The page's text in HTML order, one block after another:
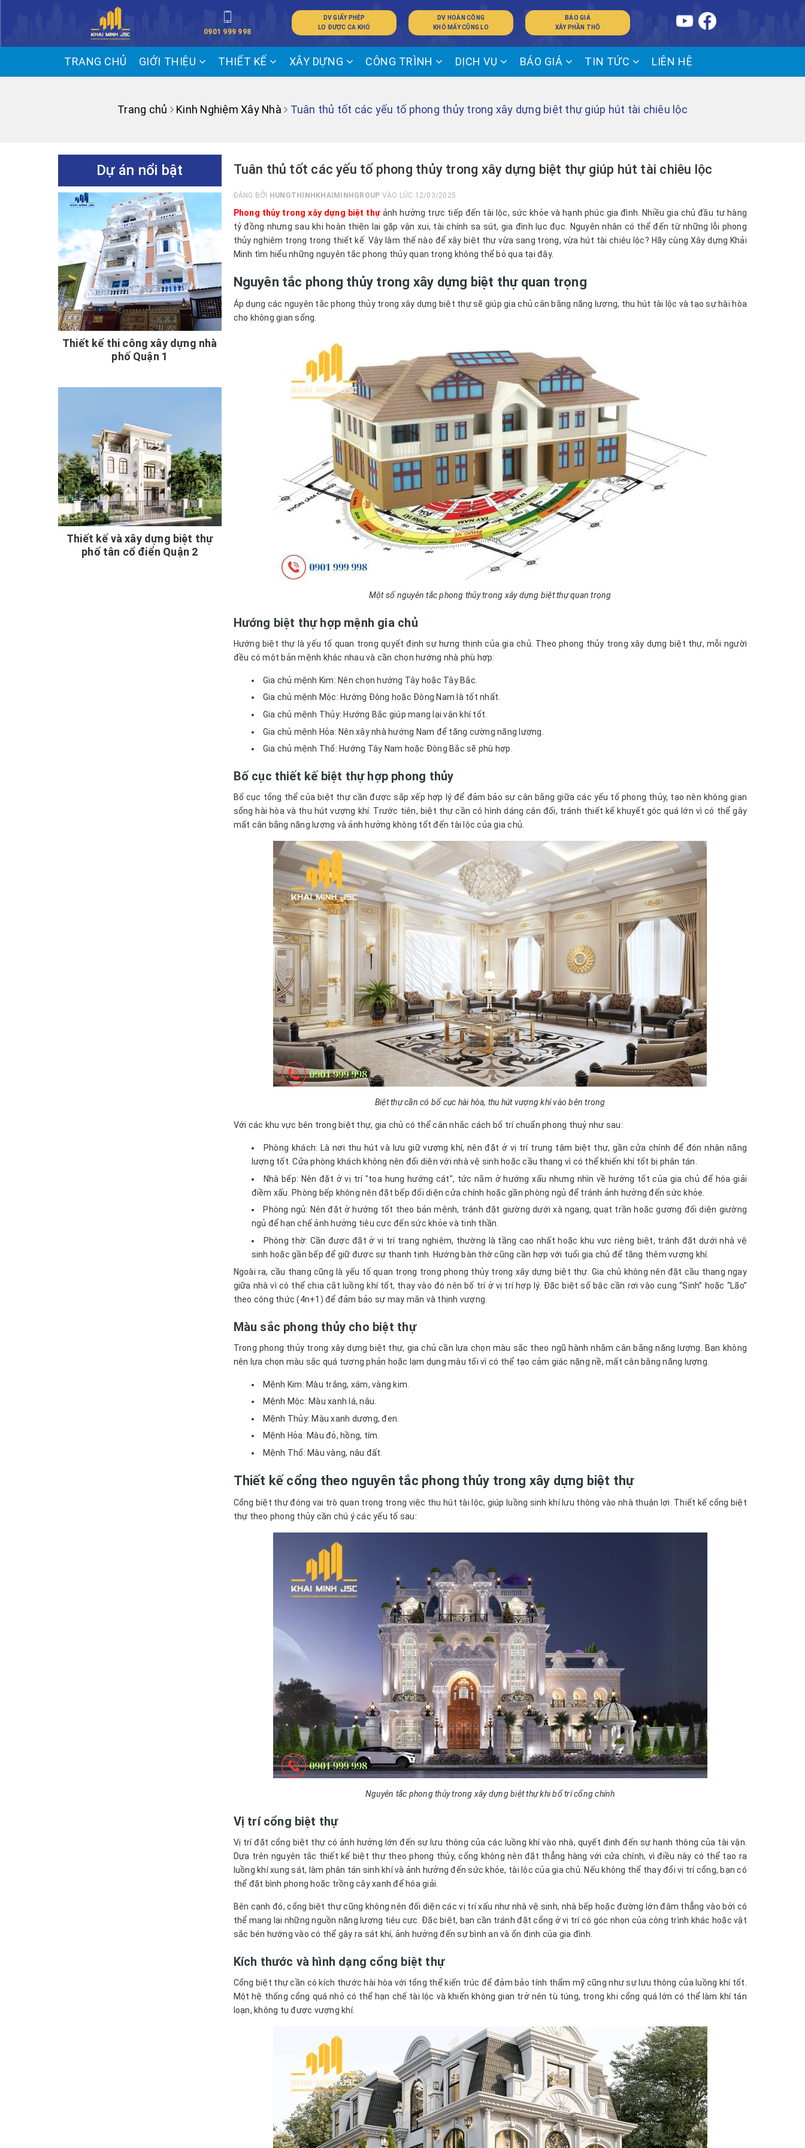
0901 999 998
DV GIẤY PHÉP
LO ĐƯỢC CA KHÓ
DV HOÀN CÔNG
KHÓ MẤY CŨNG LO
BÁO GIÁ
XÂY PHẦN THÔ
TRANG CHỦ GIỚI THIỆU THIẾT KẾ XÂY DỰNG CÔNG TRÌNH DỊCH VỤ BÁO GIÁ TIN TỨC LIÊN HỆ
Trang chủ Kinh Nghiệm Xây Nhà Tuân thủ tốt các yếu tố phong thủy trong xây dựng biệt thự giúp hút tài chiêu lộc
Tuân thủ tốt các yếu tố phong thủy trong xây dựng biệt thự giúp hút tài chiêu lộc
ĐĂNG BỞI HUNGTHINHKHAIMINHGROUP VÀO LÚC 12/03/2025
Phong thủy trong xây dựng biệt thự ảnh hưởng trực tiếp đến tài lộc, sức khỏe và hạnh phúc gia đình. Nhiều gia chủ đầu tư hàng
tỷ đồng nhưng sau khi hoàn thiện lại gặp vận xui, tài chính sa sút, gia đình lục đục. Nguyên nhân có thể đến từ những lỗi phong
thủy nghiêm trọng trong thiết kế. Vậy làm thế nào để xây biệt thự vừa sang trọng, vừa hút tài chiêu lộc? Hãy cùng Xây dựng Khải
Minh tìm hiểu những nguyên tắc phong thủy quan trọng không thể bỏ qua tại đây.
Nguyên tắc phong thủy trong xây dựng biệt thự quan trọng
Áp dụng các nguyên tắc phong thủy trong xây dựng biệt thự sẽ giúp gia chủ cân bằng năng lượng, thu hút tài lộc và tạo sự hài hòa
cho không gian sống.
Một số nguyên tắc phong thủy trong xây dựng biệt thự quan trọng
Hướng biệt thự hợp mệnh gia chủ
Hướng biệt thự là yếu tố quan trọng quyết định sự hưng thịnh của gia chủ. Theo phong thủy trong xây dựng biệt thự, mỗi người
đều có một bản mệnh khác nhau và cần chọn hướng nhà phù hợp:
Gia chủ mệnh Kim: Nên chọn hướng Tây hoặc Tây Bắc.
Gia chủ mệnh Mộc: Hướng Đông hoặc Đông Nam là tốt nhất.
Gia chủ mệnh Thủy: Hướng Bắc giúp mang lại vận khí tốt.
Gia chủ mệnh Hỏa: Nên xây nhà hướng Nam để tăng cường năng lượng.
Gia chủ mệnh Thổ: Hướng Tây Nam hoặc Đông Bắc sẽ phù hợp.
Bố cục thiết kế biệt thự hợp phong thủy
Bố cục tổng thể của biệt thự cần được sắp xếp hợp lý để đảm bảo sự cân bằng giữa các yếu tố phong thủy, tạo nên không gian
sống hài hòa và thu hút vượng khí. Trước tiên, biệt thự cần có hình dáng cân đối, tránh thiết kế khuyết góc quá lớn vì có thể gây
mất cân bằng năng lượng và ảnh hưởng không tốt đến tài lộc của gia chủ.
Biệt thự cần có bố cục hài hòa, thu hút vượng khí vào bên trong
Với các khu vực bên trong biệt thự, gia chủ có thể cân nhắc cách bố trí chuẩn phong thuỷ như sau:
Phòng khách: Là nơi thu hút và lưu giữ vượng khí, nên đặt ở vị trí trung tâm biệt thự, gần cửa chính để đón nhận năng
lượng tốt. Cửa phòng khách không nên đối diện với nhà vệ sinh hoặc cầu thang vì có thể khiến khí tốt bị phân tán.
Nhà bếp: Nên đặt ở vị trí "tọa hung hướng cát", tức nằm ở hướng xấu nhưng nhìn về hướng tốt của gia chủ để hóa giải
điềm xấu. Phòng bếp không nên đặt bếp đối diện cửa chính hoặc gần phòng ngủ để tránh ảnh hưởng đến sức khỏe.
Phòng ngủ: Nên đặt ở hướng tốt theo bản mệnh, tránh đặt giường dưới xà ngang, quạt trần hoặc gương đối diện giường
ngủ để hạn chế ảnh hưởng tiêu cực đến sức khỏe và tinh thần.
Phòng thờ: Cần được đặt ở vị trí trang nghiêm, thường là tầng cao nhất hoặc khu vực riêng biệt, tránh đặt dưới nhà vệ
sinh hoặc gần bếp để giữ được sự thanh tịnh. Hướng bàn thờ cũng cần hợp với tuổi gia chủ để tăng thêm vượng khí.
Ngoài ra, cầu thang cũng là yếu tố quan trọng trong phong thủy trong xây dựng biệt thự. Gia chủ không nên đặt cầu thang ngay
giữa nhà vì có thể chia cắt luồng khí tốt, thay vào đó nên bố trí ở vị trí hợp lý. Đặc biệt số bậc cần rơi vào cung “Sinh” hoặc “Lão”
theo công thức (4n+1) để đảm bảo sự may mắn và thịnh vượng.
Màu sắc phong thủy cho biệt thự
Trong phong thủy trong xây dựng biệt thự, gia chủ cần lựa chọn màu sắc theo ngũ hành nhằm cân bằng năng lượng. Bạn không
nên lựa chọn màu sắc quá tương phản hoặc lạm dụng màu tối vì có thể tạo cảm giác nặng nề, mất cân bằng năng lượng.
Mệnh Kim: Màu trắng, xám, vàng kim.
Mệnh Mộc: Màu xanh lá, nâu.
Mệnh Thủy: Màu xanh dương, đen.
Mệnh Hỏa: Màu đỏ, hồng, tím.
Mệnh Thổ: Màu vàng, nâu đất.
Thiết kế cổng theo nguyên tắc phong thủy trong xây dựng biệt thự
Cổng biệt thự đóng vai trò quan trọng trong việc thu hút tài lộc, giúp luồng sinh khí lưu thông vào nhà thuận lợi. Thiết kế cổng biệt
thự theo phong thủy cần chú ý các yếu tố sau:
Nguyên tắc phong thủy trong xây dựng biệt thự khi bố trí cổng chính
Vị trí cổng biệt thự
Vị trí đặt cổng biệt thự có ảnh hưởng lớn đến sự lưu thông của các luồng khí vào nhà, quyết định đến sự hanh thông của tài vận.
Dựa trên nguyên tắc thiết kế biệt thự theo phong thủy, cổng không nên đặt thẳng hàng với cửa chính, vì điều này có thể tạo ra
luồng khí xung sát, làm phân tán sinh khí và ảnh hưởng đến sức khỏe, tài lộc của gia chủ. Nếu không thể thay đổi vị trí cổng, bạn có
thể đặt bình phong hoặc trồng cây xanh để hóa giải.
Bên cạnh đó, cổng biệt thự cũng không nên đối diện các vị trí xấu như nhà vệ sinh, nhà bếp hoặc đường lớn đâm thẳng vào bởi có
thể mang lại những nguồn năng lượng tiêu cực. Đặc biệt, bạn cần tránh đặt cổng ở vị trí có góc nhọn của công trình khác hoặc vật
sắc bén hướng vào có thể gây ra sát khí, ảnh hưởng đến sự bình an và ổn định của gia đình.
Kích thước và hình dạng cổng biệt thự
Cổng biệt thự cần có kích thước hài hòa với tổng thể kiến trúc để đảm bảo tính thẩm mỹ cũng như sự lưu thông của luồng khí tốt.
Một hệ thống cổng quá nhỏ có thể hạn chế tài lộc và khiến không gian trở nên tù túng, trong khi cổng quá lớn có thể làm khí tán
loạn, không tụ được vượng khí.
Dự án nổi bật
Thiết kế thi công xây dựng nhà
phố Quận 1
Thiết kế và xây dựng biệt thự
phố tân cổ điển Quận 2